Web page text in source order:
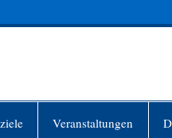
Veranstaltungen